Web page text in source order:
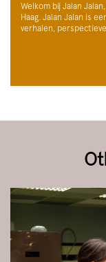
Welkom bij Jalan
Haag. Jalan Jalan is
verhalen,